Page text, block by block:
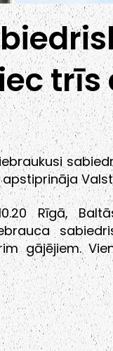
trīs
Rīgā,
gājējiem.